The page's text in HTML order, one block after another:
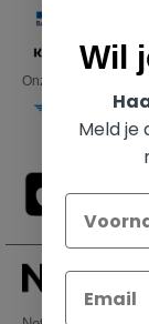
Onze transporteurs
Wil
Meld je